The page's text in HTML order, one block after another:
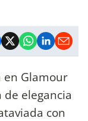
Glamour
elegancia
con